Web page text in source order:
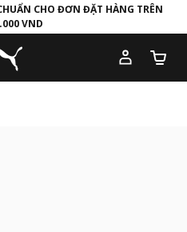
CHO ĐƠN ĐẶT HÀNG TRÊN
VND
Trang chủ
Số